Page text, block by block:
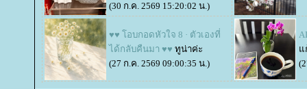
(30 ก.ค. 2569 15:20:02 น.)
♥♥ โอบกอดหัวใจ 8 · ตัวเองที่
ได้กลับคืนมา ♥♥ ทูน่าค่ะ
(27 ก.ค. 2569 09:00:35 น.)